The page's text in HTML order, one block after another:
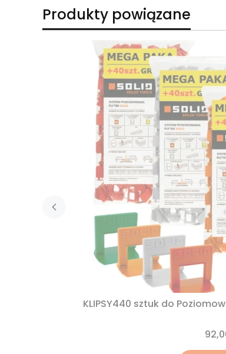
Produkty powiązane
KLIPSY440 sztuk do